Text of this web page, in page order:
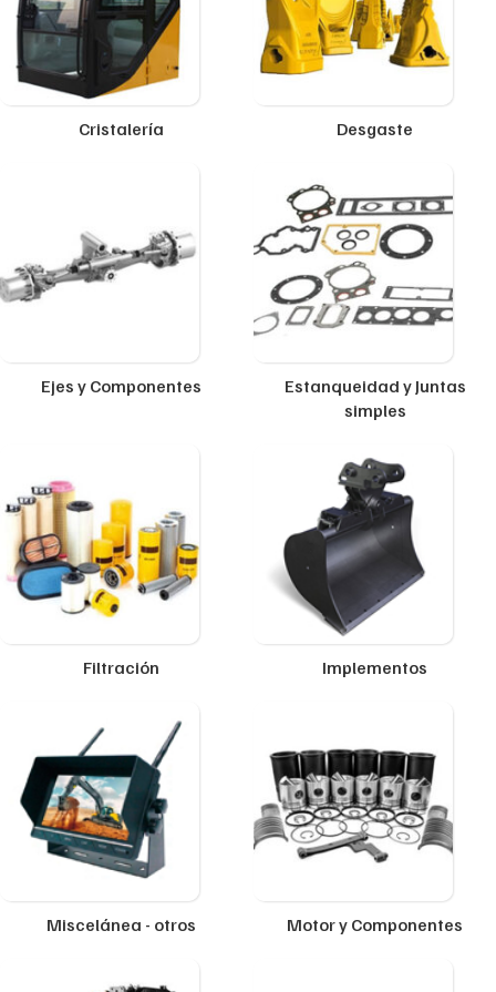
Cristalería Desgaste
Ejes y Componentes
Estanqueidad y Juntas
simples
Filtración Implementos
Miscelánea - otros Motor y Componentes